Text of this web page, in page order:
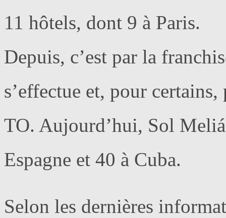
11 hôtels, dont 9 à Paris.
Depuis, c’est par la
s’effectue et, pour
TO. Aujourd’hui, Sol
Espagne et 40 à Cuba.
Selon les dernières